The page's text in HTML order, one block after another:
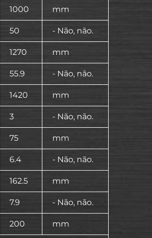
1000 mm
50 - Não, não.
1270 mm
55.9 - Não, não.
1420 mm
3 - Não, não.
75 mm
6.4 - Não, não.
162.5 mm
7.9 - Não, não.
200 mm